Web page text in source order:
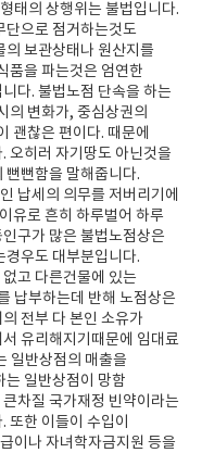
태의 상행위는 불법입니다.
단으로 점거하는것도
의 보관상태나 원산지를
품을 파는것은 엄연한
다. 불법노점 단속을 하는
의 변화가, 중심상권의
괜찮은 편이다. 때문에
오히러 자기땅도 아닌것을
뻔뻔함을 말해줍니다.
납세의 의무를 저버리기에
유로 흔히 하루벌어 하루
구가 많은 불법노점상은
경우도 대부분입니다.
고 다른건물에 있는
납부하는데 반해 노점상은
전부 다 본인 소유가
유리해지기때문에 임대료
일반상점의 매출을
는 일반상점이 망함
차질 국가재정 빈약이라는
또한 이들이 수입이
이나 자녀학자금지원 등을